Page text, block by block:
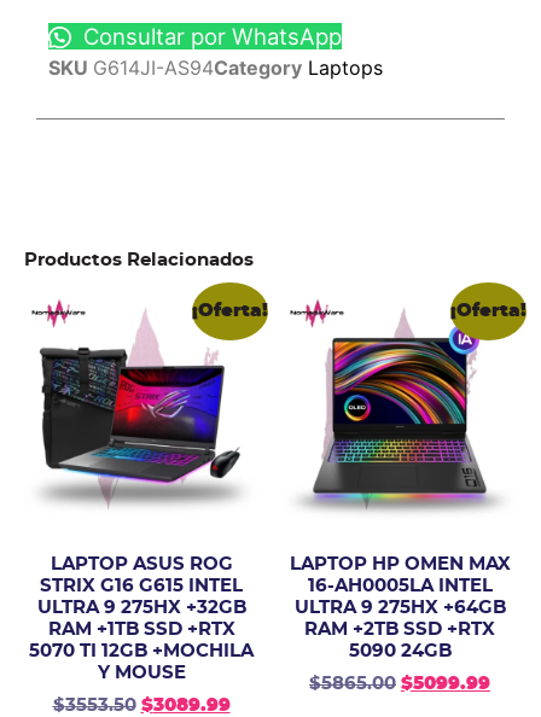
Consultar por WhatsApp
SKU G614JI-AS94Category Laptops
Productos Relacionados
¡Oferta!
LAPTOP ASUS ROG
STRIX G16 G615 INTEL
ULTRA 9 275HX +32GB
RAM +1TB SSD +RTX
5070 TI 12GB +MOCHILA
Y MOUSE
$3553.50 $3089.99
¡Oferta!
LAPTOP HP OMEN MAX
16-AH0005LA INTEL
ULTRA 9 275HX +64GB
RAM +2TB SSD +RTX
5090 24GB
$5865.00 $5099.99